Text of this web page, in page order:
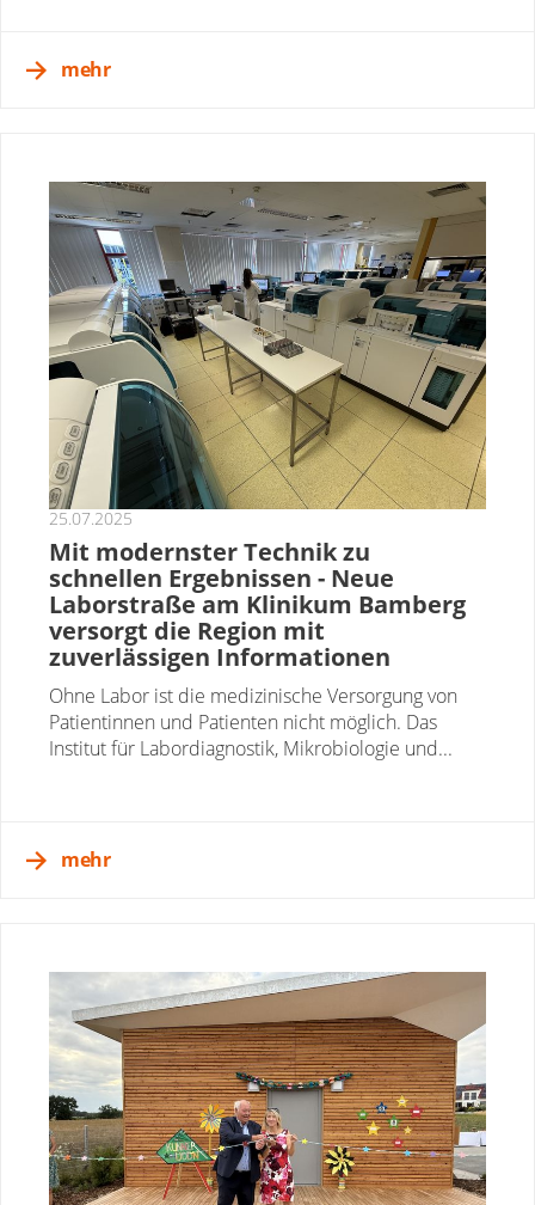
mehr
25.07.2025
Mit modernster Technik zu
schnellen Ergebnissen - Neue
Laborstraße am Klinikum Bamberg
versorgt die Region mit
zuverlässigen Informationen
Ohne Labor ist die medizinische Versorgung von
Patientinnen und Patienten nicht möglich. Das
Institut für Labordiagnostik, Mikrobiologie und...
mehr